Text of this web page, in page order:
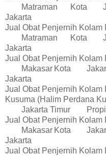
Matraman
Kota
Jakarta
Jual Obat Penjernih Kolam
Matraman
Kota
Jakarta
Jual Obat Penjernih Kolam
Makasar Kota
Jakarta
Jual Obat Penjernih Kolam
Kusuma (Halim Perdana
Jakarta Timur
Jual Obat Penjernih Kolam
Makasar Kota
Jakarta
Jual Obat Penjernih Kolam